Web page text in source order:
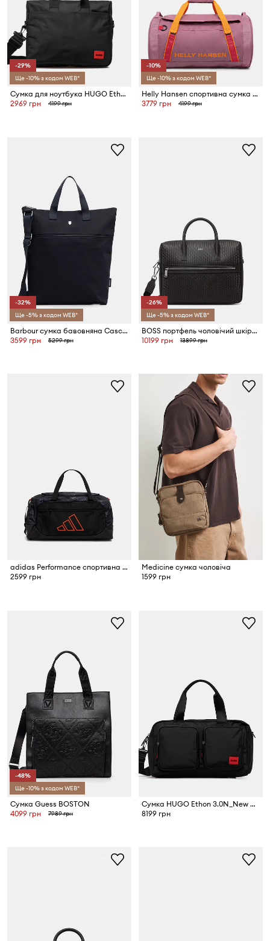
-29%
Ще -10% з кодом WEB*
Сумка для ноутбука HUGO Ethon 3.0_S d case
2969 грн
4199 грн
-10%
Ще -10% з кодом WEB*
Helly Hansen спортивна сумка Torba Helly Hansen Duffel 2 30L 68006 990
3779 грн
4199 грн
-32%
Ще -5% з кодом WEB*
Barbour сумка бавовняна Cascade
3599 грн
5299 грн
-26%
Ще -5% з кодом WEB*
BOSS портфель чоловічий шкіряний
10199 грн
13899 грн
adidas Performance спортивна сумка
2599 грн
Medicine сумка чоловіча
1599 грн
-48%
Ще -10% з кодом WEB*
Сумка Guess BOSTON
4099 грн
7989 грн
Сумка HUGO Ethon 3.0N_New Hldll
8199 грн